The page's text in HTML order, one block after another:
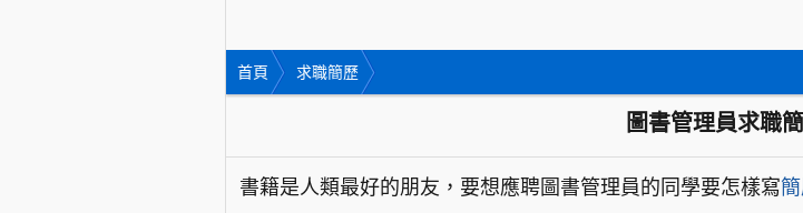
首頁 求職簡歷
圖書管理員求職
書籍是人類最好的朋友，要想應聘圖書管理員的同學要怎樣寫